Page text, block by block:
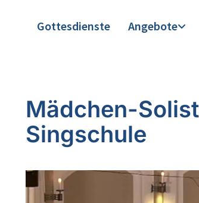
Gottesdienste Angebote
Mädchen-
Singschule